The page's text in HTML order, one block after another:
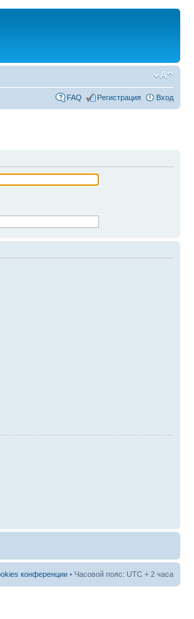
FAQ Регистрация Вход
конференции • Часовой пояс: UTC + 2 часа